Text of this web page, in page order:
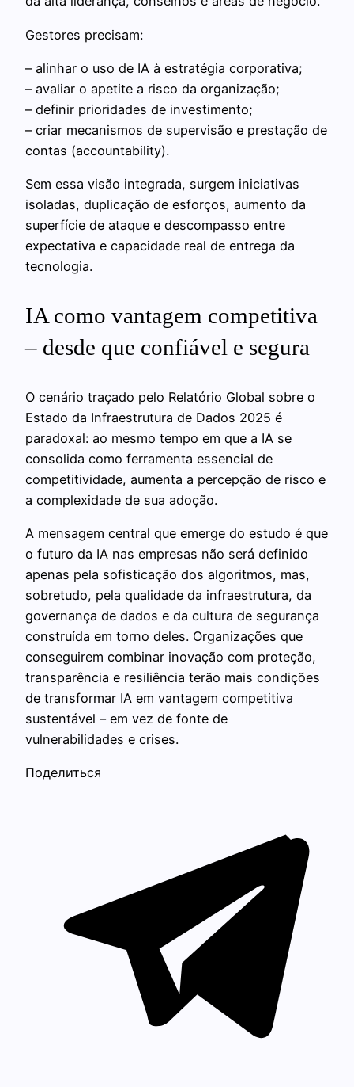
Gestores precisam:
– alinhar o uso de IA à estratégia corporativa;
– avaliar o apetite a risco da organização;
– definir prioridades de investimento;
– criar mecanismos de supervisão e prestação de
contas (accountability).
Sem essa visão integrada, surgem iniciativas
isoladas, duplicação de esforços, aumento da
superfície de ataque e descompasso entre
expectativa e capacidade real de entrega da
tecnologia.
IA como vantagem competitiva
– desde que confiável e segura
O cenário traçado pelo Relatório Global sobre o
Estado da Infraestrutura de Dados 2025 é
paradoxal: ao mesmo tempo em que a IA se
consolida como ferramenta essencial de
competitividade, aumenta a percepção de risco e
a complexidade de sua adoção.
A mensagem central que emerge do estudo é que
o futuro da IA nas empresas não será definido
apenas pela sofisticação dos algoritmos, mas,
sobretudo, pela qualidade da infraestrutura, da
governança de dados e da cultura de segurança
construída em torno deles. Organizações que
conseguirem combinar inovação com proteção,
transparência e resiliência terão mais condições
de transformar IA em vantagem competitiva
sustentável – em vez de fonte de
vulnerabilidades e crises.
Поделиться